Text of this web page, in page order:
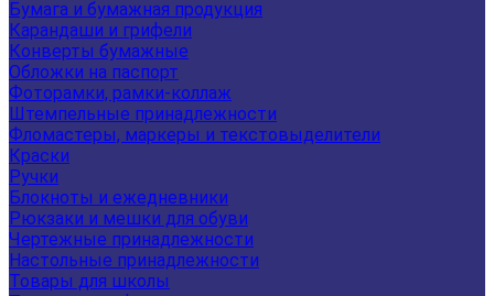
Бумага и бумажная продукция
Карандаши и грифели
Конверты бумажные
Обложки на паспорт
Фоторамки, рамки-коллаж
Штемпельные принадлежности
Фломастеры, маркеры и текстовыделители
Краски
Ручки
Блокноты и ежедневники
Рюкзаки и мешки для обуви
Чертежные принадлежности
Настольные принадлежности
Товары для школы